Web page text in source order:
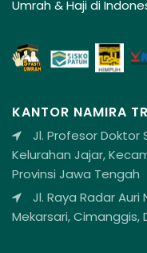
Umrah & Haji di
KANTOR NAMIRA
Jl. Profesor Doktor
Kelurahan Jajar,
Provinsi Jawa Tengah
Jl. Raya Radar
Mekarsari, Cimanggis,